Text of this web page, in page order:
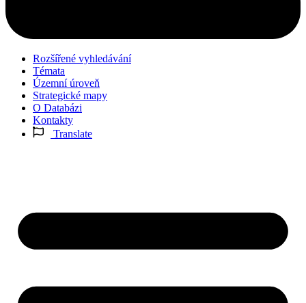
Rozšířené vyhledávání
Témata
Územní úroveň
Strategické mapy
O Databázi
Kontakty
Translate